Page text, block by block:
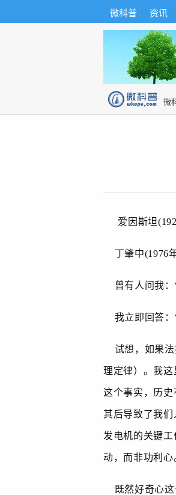
微科普 资讯
微
爱因斯坦
丁肇中(1976
曾有人问我：
我立即回答：
试想，如果法
理定律）。我
这个事实，历史
其后导致了我
发电机的关键
动，而非功利心
既然好奇心这